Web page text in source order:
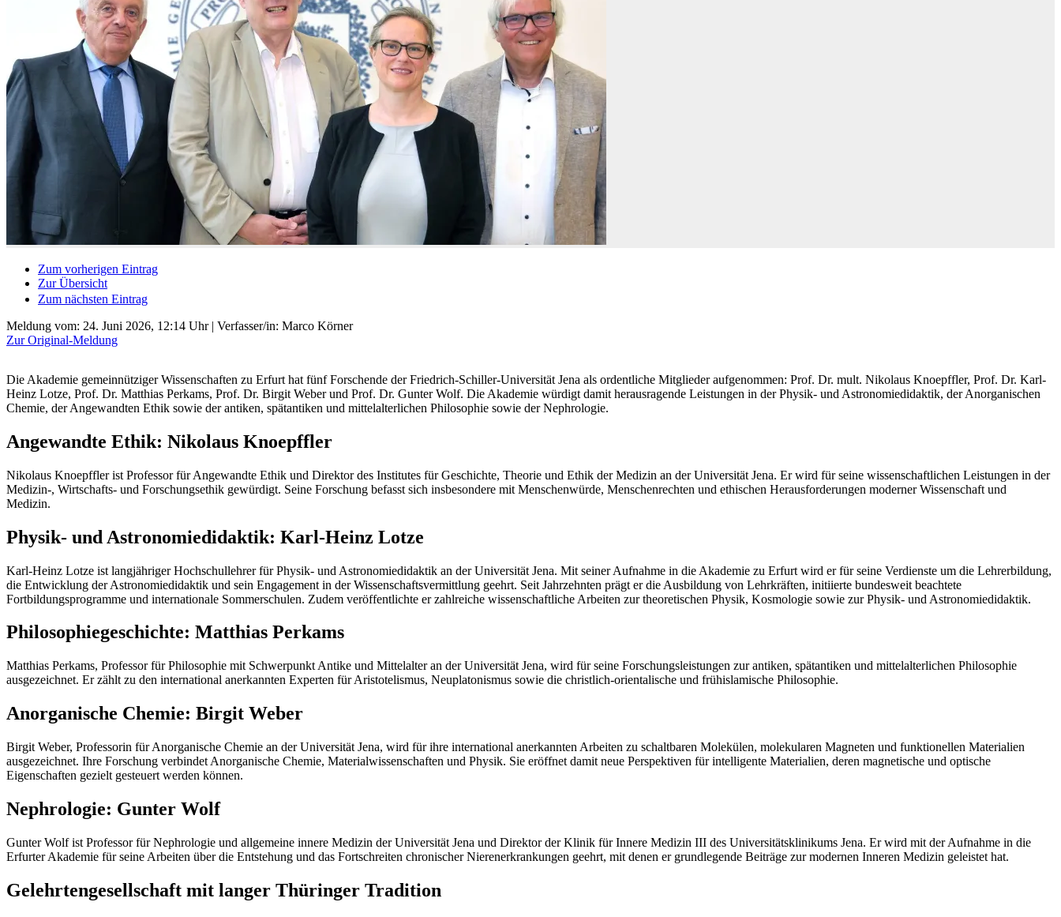
Zum vorherigen Eintrag
Zur Übersicht
Zum nächsten Eintrag
Meldung vom: 24. Juni 2026, 12:14 Uhr| Verfasser/in: Marco Körner
Zur Original-Meldung
Die Akademie gemeinnütziger Wissenschaften zu Erfurt hat fünf Forschende der Friedrich-Schiller-Universität Jena als ordentliche Mitglieder aufgenommen: Prof. Dr. mult. Nikolaus Knoepffler, Prof. Dr. Karl-
Heinz Lotze, Prof. Dr. Matthias Perkams, Prof. Dr. Birgit Weber und Prof. Dr. Gunter Wolf. Die Akademie würdigt damit herausragende Leistungen in der Physik- und Astronomiedidaktik, der Anorganischen
Chemie, der Angewandten Ethik sowie der antiken, spätantiken und mittelalterlichen Philosophie sowie der Nephrologie.
Angewandte Ethik: Nikolaus Knoepffler
Nikolaus Knoepffler ist Professor für Angewandte Ethik und Direktor des Institutes für Geschichte, Theorie und Ethik der Medizin an der Universität Jena. Er wird für seine wissenschaftlichen Leistungen in der
Medizin-, Wirtschafts- und Forschungsethik gewürdigt. Seine Forschung befasst sich insbesondere mit Menschenwürde, Menschenrechten und ethischen Herausforderungen moderner Wissenschaft und
Medizin.
Physik- und Astronomiedidaktik: Karl-Heinz Lotze
Karl-Heinz Lotze ist langjähriger Hochschullehrer für Physik- und Astronomiedidaktik an der Universität Jena. Mit seiner Aufnahme in die Akademie zu Erfurt wird er für seine Verdienste um die Lehrerbildung,
die Entwicklung der Astronomiedidaktik und sein Engagement in der Wissenschaftsvermittlung geehrt. Seit Jahrzehnten prägt er die Ausbildung von Lehrkräften, initiierte bundesweit beachtete
Fortbildungsprogramme und internationale Sommerschulen. Zudem veröffentlichte er zahlreiche wissenschaftliche Arbeiten zur theoretischen Physik, Kosmologie sowie zur Physik- und Astronomiedidaktik.
Philosophiegeschichte: Matthias Perkams
Matthias Perkams, Professor für Philosophie mit Schwerpunkt Antike und Mittelalter an der Universität Jena, wird für seine Forschungsleistungen zur antiken, spätantiken und mittelalterlichen Philosophie
ausgezeichnet. Er zählt zu den international anerkannten Experten für Aristotelismus, Neuplatonismus sowie die christlich-orientalische und frühislamische Philosophie.
Anorganische Chemie: Birgit Weber
Birgit Weber, Professorin für Anorganische Chemie an der Universität Jena, wird für ihre international anerkannten Arbeiten zu schaltbaren Molekülen, molekularen Magneten und funktionellen Materialien
ausgezeichnet. Ihre Forschung verbindet Anorganische Chemie, Materialwissenschaften und Physik. Sie eröffnet damit neue Perspektiven für intelligente Materialien, deren magnetische und optische
Eigenschaften gezielt gesteuert werden können.
Nephrologie: Gunter Wolf
Gunter Wolf ist Professor für Nephrologie und allgemeine innere Medizin der Universität Jena und Direktor der Klinik für Innere Medizin III des Universitätsklinikums Jena. Er wird mit der Aufnahme in die
Erfurter Akademie für seine Arbeiten über die Entstehung und das Fortschreiten chronischer Nierenerkrankungen geehrt, mit denen er grundlegende Beiträge zur modernen Inneren Medizin geleistet hat.
Gelehrtengesellschaft mit langer Thüringer Tradition